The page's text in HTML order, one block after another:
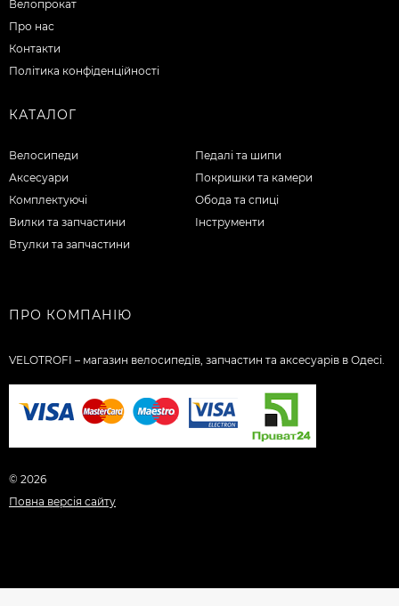
Велопрокат
Про нас
Контакти
Політика конфіденційності
КАТАЛОГ
Велосипеди
Аксесуари
Комплектуючі
Вилки та запчастини
Втулки та запчастини
Педалі та шипи
Покришки та камери
Обода та спиці
Інструменти
ПРО КОМПАНІЮ
VELOTROFI – магазин велосипедів, запчастин та аксесуарів в Одесі.
© 2026
Повна версія сайту